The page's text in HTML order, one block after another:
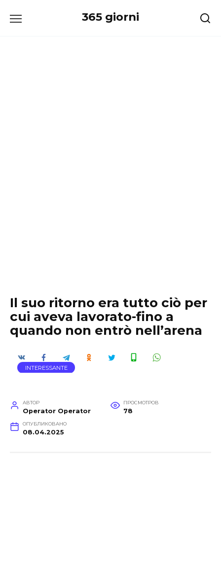
365 giorni
Il suo ritorno era tutto ciò per
cui aveva lavorato-fino a
quando non entrò nell’arena
INTERESSANTE
АВТОР
Operator Operator
ПРОСМОТРОВ
78
ОПУБЛИКОВАНО
08.04.2025